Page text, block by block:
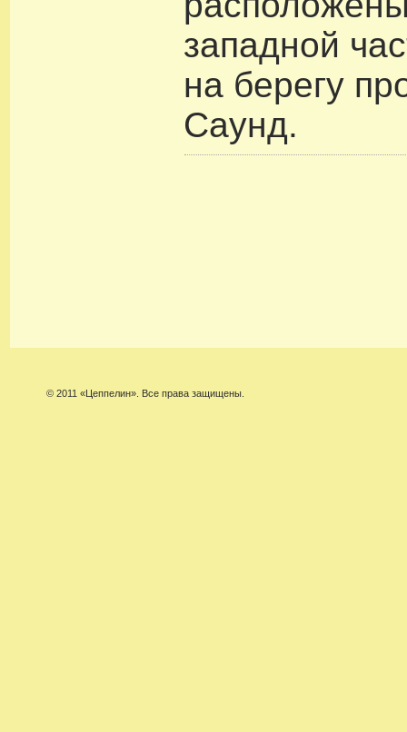
западной
на берегу
Саунд.
© 2011 «Цеппелин». Все права защищены.